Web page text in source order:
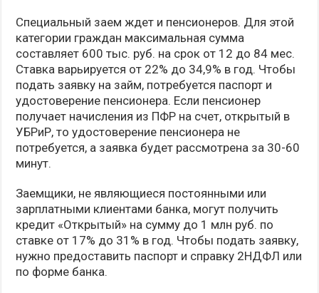
Специальный заем ждет и пенсионеров. Для этой
категории граждан максимальная сумма
составляет 600 тыс. руб. на срок от 12 до 84 мес.
Ставка варьируется от 22% до 34,9% в год. Чтобы
подать заявку на займ, потребуется паспорт и
удостоверение пенсионера. Если пенсионер
получает начисления из ПФР на счет, открытый в
УБРиР, то удостоверение пенсионера не
потребуется, а заявка будет рассмотрена за 30-60
минут.
Заемщики, не являющиеся постоянными или
зарплатными клиентами банка, могут получить
кредит «Открытый» на сумму до 1 млн руб. по
ставке от 17% до 31% в год. Чтобы подать заявку,
нужно предоставить паспорт и справку 2НДФЛ или
по форме банка.